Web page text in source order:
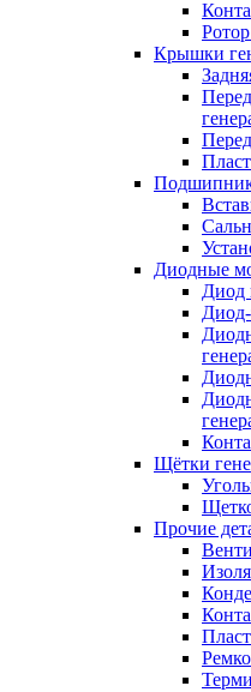
Крышки
Диодные
Диод
Диод-
Щётки
Прочие